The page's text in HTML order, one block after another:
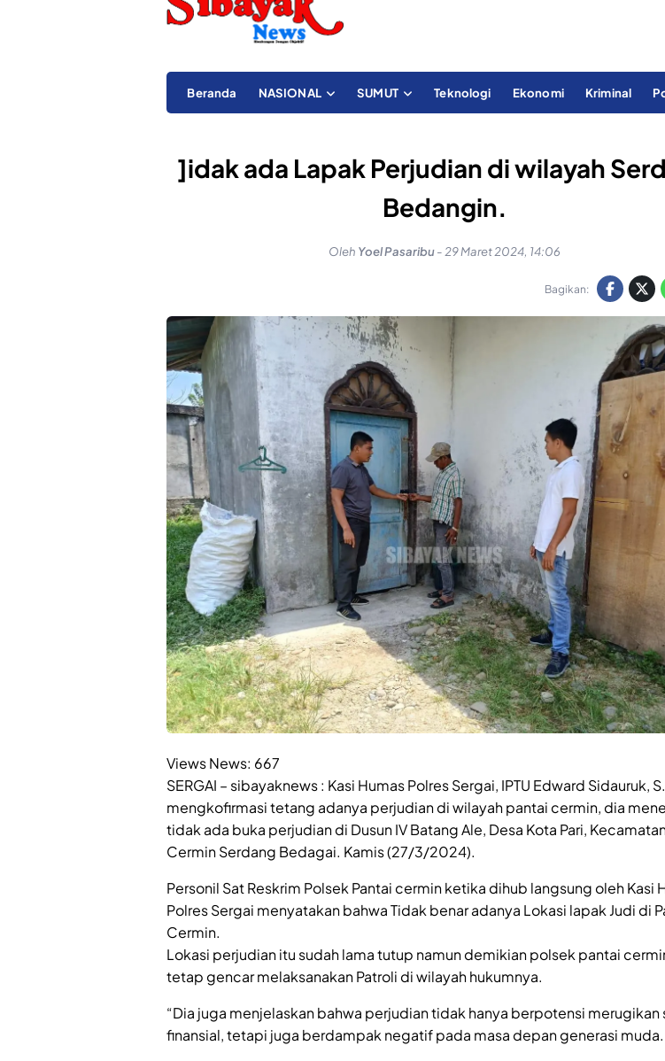
Beranda NASIONAL SUMUT Teknologi Ekonomi Kriminal
]idak ada Lapak Perjudian di wilayah
Bedangin.
Oleh Yoel Pasaribu- 29 Maret 2024, 14:06
Bagikan:
Views News: 667
SERGAI – sibayaknews : Kasi Humas Polres Sergai, IPTU Edward Sidauruk,
mengkofirmasi tetang adanya perjudian di wilayah pantai cermin, dia
tidak ada buka perjudian di Dusun IV Batang Ale, Desa Kota Pari,
Cermin Serdang Bedagai. Kamis (27/3/2024).
Personil Sat Reskrim Polsek Pantai cermin ketika dihub langsung oleh Kasi
Polres Sergai menyatakan bahwa Tidak benar adanya Lokasi lapak Judi di
Cermin.
Lokasi perjudian itu sudah lama tutup namun demikian polsek pantai
tetap gencar melaksanakan Patroli di wilayah hukumnya.
“Dia juga menjelaskan bahwa perjudian tidak hanya berpotensi merugikan
finansial, tetapi juga berdampak negatif pada masa depan generasi muda.